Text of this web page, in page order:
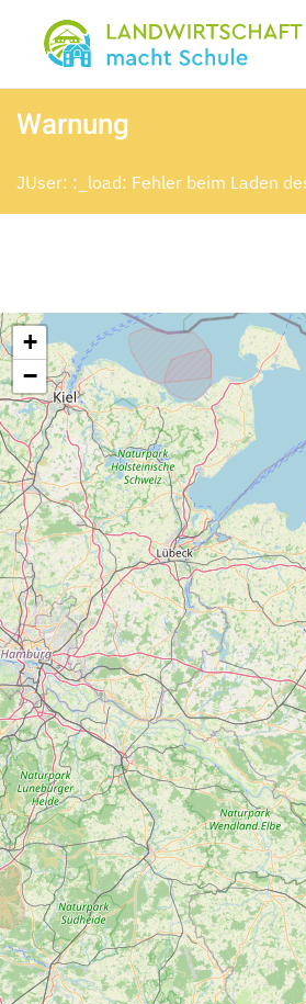
Skip to main content
Warnung
JUser: :_load: Fehler beim Laden
+
−